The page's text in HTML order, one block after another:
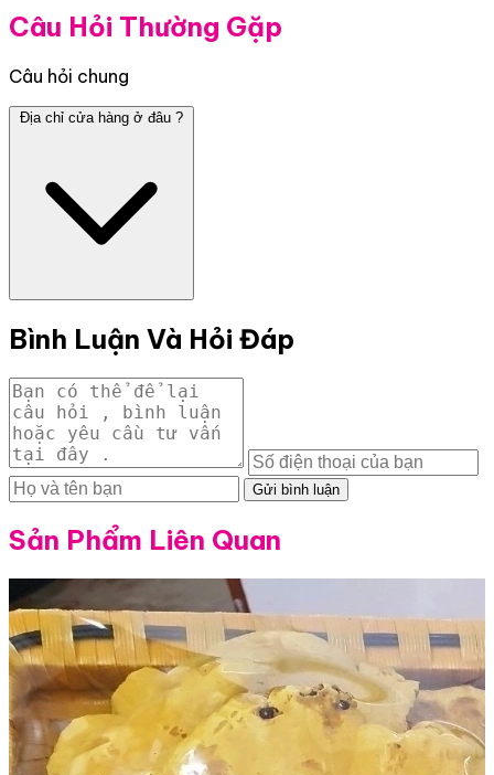
Câu Hỏi Thường Gặp
Câu hỏi chung
Địa chỉ cửa hàng ở đâu ?
Bình Luận Và Hỏi Đáp
Gửi bình luận
Sản Phẩm Liên Quan